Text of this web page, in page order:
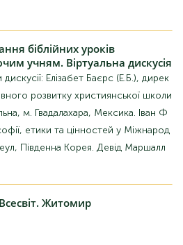
біблійних уроків
учням. Віртуальна дискусія
Елізабет Баєрс (Е.Б.), дирек
розвитку християнської школи
м. Гвадалахара, Мексика. Іван Ф
етики та цінностей у Міжнарод
Південна Корея. Девід Маршалл
Всесвіт. Житомир